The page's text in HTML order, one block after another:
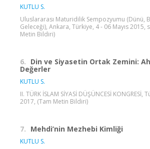
KUTLU S.
Uluslararası Maturidilik Sempozyumu (Dünü,
Geleceği), Ankara, Türkiye, 4 - 06 Mayıs 2015,
Metin Bildiri)
6. Din ve Siyasetin Ortak Zemini:
Değerler
KUTLU S.
II. TÜRK İSLAM SİYASİ DÜŞÜNCESİ KONGRESİ,
2017, (Tam Metin Bildiri)
7. Mehdi’nin Mezhebi Kimliği
KUTLU S.